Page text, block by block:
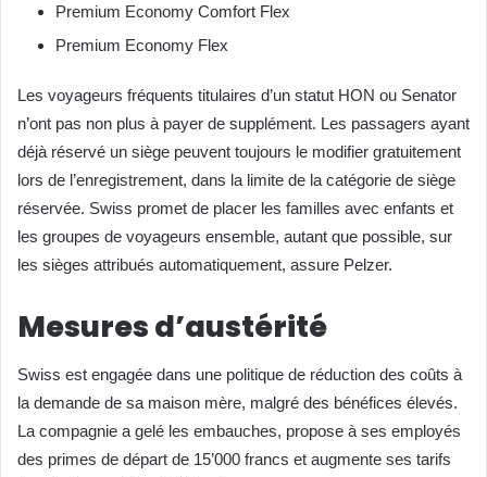
Premium Economy Comfort Flex
Premium Economy Flex
Les voyageurs fréquents titulaires d’un statut HON ou Senator
n’ont pas non plus à payer de supplément. Les passagers ayant
déjà réservé un siège peuvent toujours le modifier gratuitement
lors de l’enregistrement, dans la limite de la catégorie de siège
réservée. Swiss promet de placer les familles avec enfants et
les groupes de voyageurs ensemble, autant que possible, sur
les sièges attribués automatiquement, assure Pelzer.
Mesures d’austérité
Swiss est engagée dans une politique de réduction des coûts à
la demande de sa maison mère, malgré des bénéfices élevés.
La compagnie a gelé les embauches, propose à ses employés
des primes de départ de 15’000 francs et augmente ses tarifs